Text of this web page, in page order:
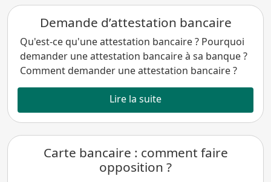
Demande d’attestation bancaire
Qu'est-ce qu'une attestation bancaire ? Pourquoi
demander une attestation bancaire à sa banque ?
Comment demander une attestation bancaire ?
Lire la suite
Carte bancaire : comment faire
opposition ?